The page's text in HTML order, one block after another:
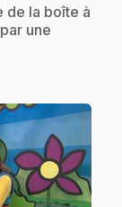
de la boîte à
une